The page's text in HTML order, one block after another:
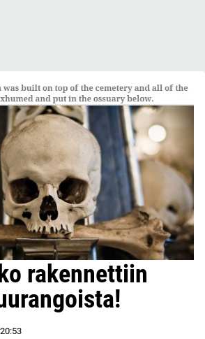
rakennettiin
20:53